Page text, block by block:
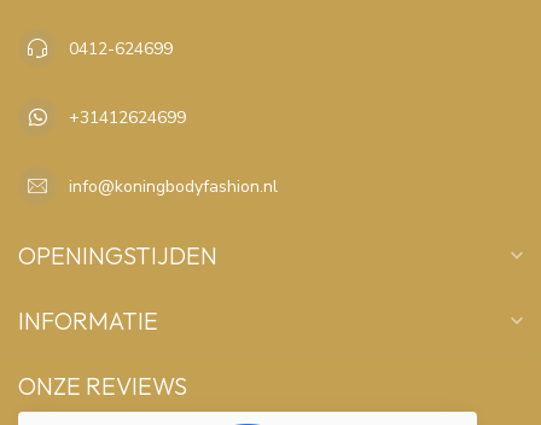
0412-624699
+31412624699
info@koningbodyfashion.nl
OPENINGSTIJDEN
INFORMATIE
ONZE REVIEWS